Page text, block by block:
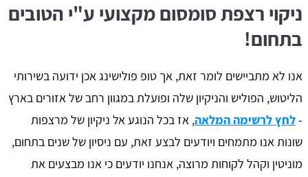
ניקוי רצפת סומסום מקצועי ע"י הטובים
בתחום!
אנו לא מתביישים לומר זאת, אך טופ פולישינג אכן ידועה בשירותי
הליטוש, הפוליש והניקיון שלה ופועלת במגוון רחב של אזורים בארץ
-לחץ לרשימה המלאה, אז בכל הנוגע אל ניקיון של מרצפות
שונות אנו מתמחים ויודעים לבצע זאת, עם ניסיון של שנים בתחום,
מוניטין וקהל לקוחות מרוצה, אנחנו יודעים כי אנו מבצעים את